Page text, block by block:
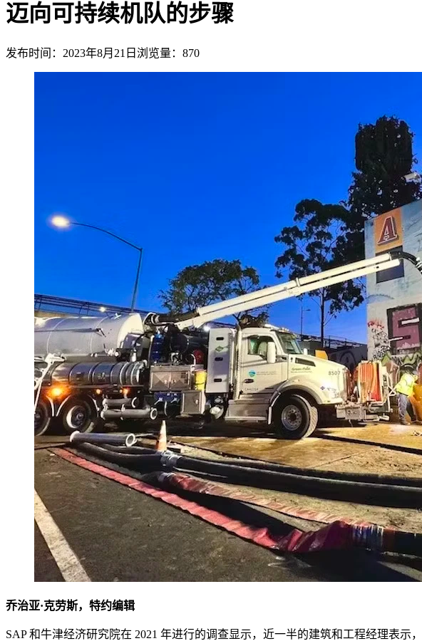
迈向可持续机队的步骤
发布时间：2023年8月21日 浏览量：870
乔治亚·克劳斯，特约编辑
SAP 和牛津经济研究院在 2021 年进行的调查显示，近一半的建筑和工程经理表示，